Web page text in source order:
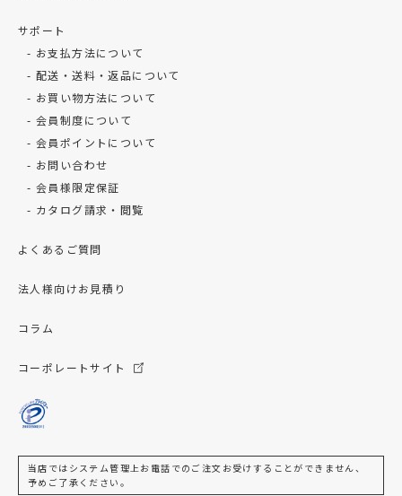
サポート
お支払方法について
配送・送料・返品について
お買い物方法について
会員制度について
会員ポイントについて
お問い合わせ
会員様限定保証
カタログ請求・閲覧
よくあるご質問
法人様向けお見積り
コラム
コーポレートサイト
当店ではシステム管理上お電話でのご注文お受けすることができません、
予めご了承ください。